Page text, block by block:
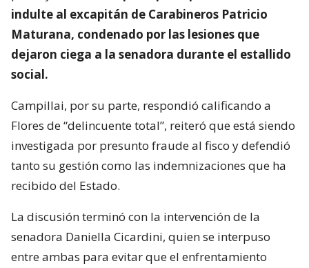
indulte al excapitán de Carabineros Patricio
Maturana, condenado por las lesiones que
dejaron ciega a la senadora durante el estallido
social.
Campillai, por su parte, respondió calificando a
Flores de “delincuente total”, reiteró que está siendo
investigada por presunto fraude al fisco y defendió
tanto su gestión como las indemnizaciones que ha
recibido del Estado.
La discusión terminó con la intervención de la
senadora Daniella Cicardini, quien se interpuso
entre ambas para evitar que el enfrentamiento